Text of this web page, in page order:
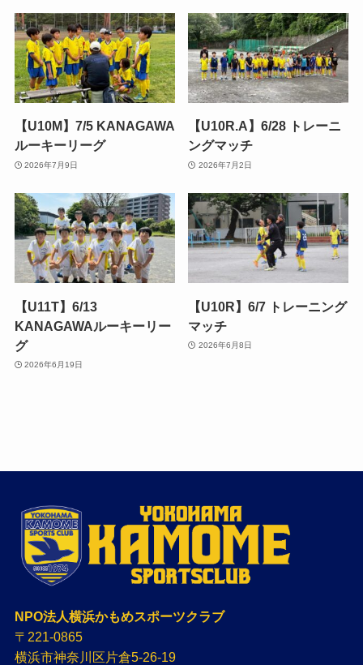
【U10M】7/5 KANAGAWA
ルーキーリーグ
2026年7月9日
【U10R.A】6/28 トレーニ
ングマッチ
2026年7月2日
【U11T】6/13
KANAGAWAルーキーリー
グ
2026年6月19日
【U10R】6/7 トレーニング
マッチ
2026年6月8日
NPO法人横浜かもめスポーツクラブ
〒221-0865
横浜市神奈川区片倉5-26-19